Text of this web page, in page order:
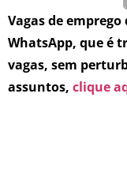
Vagas de
WhatsApp, que é
vagas, sem
assuntos, clique